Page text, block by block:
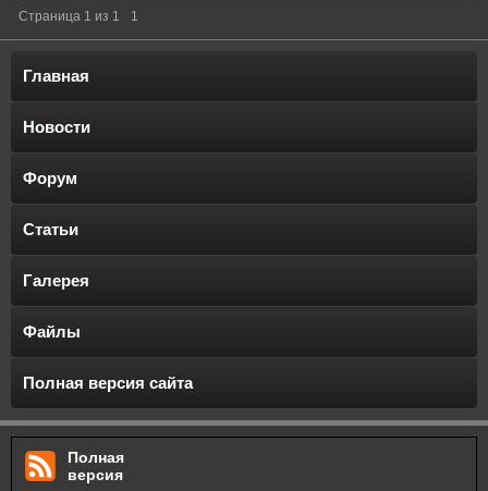
Страница 1 из 1 1
Главная
Новости
Форум
Статьи
Галерея
Файлы
Полная версия сайта
Полная
версия